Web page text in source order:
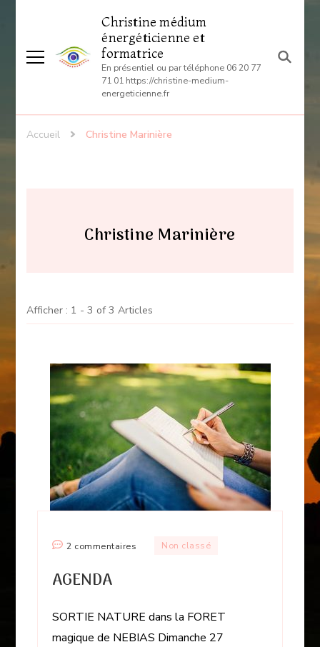
Christine médium
énergéticienne et
formatrice
En présentiel ou par téléphone 06 20 77
71 01 https://christine-medium-
energeticienne.fr
Accueil Christine Marinière
Christine Marinière
Afficher : 1 - 3 of 3 Articles
2 commentaires Non classé
AGENDA
SORTIE NATURE dans la FORET
magique de NEBIAS Dimanche 27